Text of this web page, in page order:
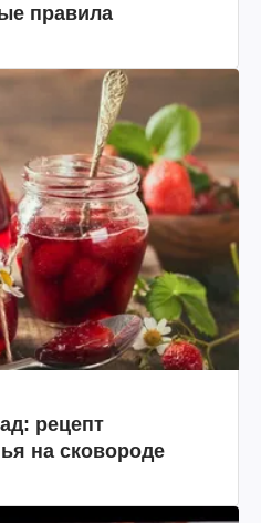
правила
рецепт
на сковороде